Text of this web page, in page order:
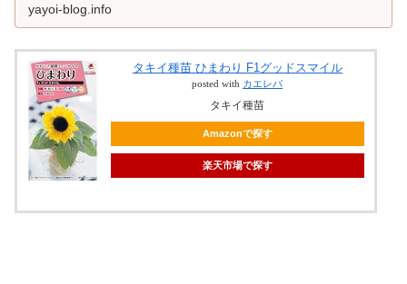
yayoi-blog.info
タキイ種苗 ひまわり F1グッドスマイル
posted with カエレバ
タキイ種苗
Amazonで探す
楽天市場で探す